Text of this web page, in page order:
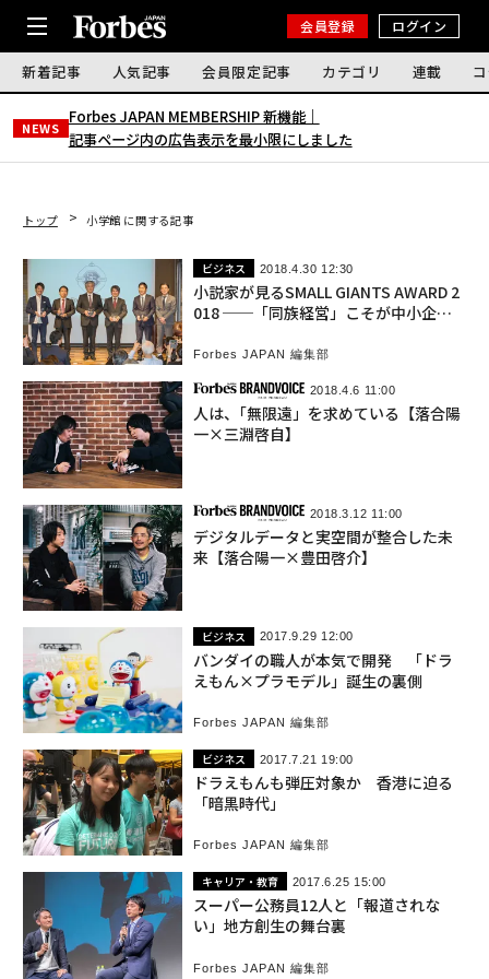
会員登録 ログイン
新着記事 人気記事 会員限定記事 カテゴリ 連載
NEWS
Forbes JAPAN MEMBERSHIP 新機能｜
記事ページ内の広告表示を最小限にしました
トップ 小学館 に関する記事
ビジネス 2018.4.30 12:30
小説家が見るSMALL GIANTS AWARD 2
018 ──「同族経営」こそが中小企業
Forbes JAPAN 編集部
2018.4.6 11:00
人は、｢無限遠」を求めている【落合陽
一×三淵啓自】
2018.3.12 11:00
デジタルデータと実空間が整合した未
来【落合陽一×豊田啓介】
ビジネス 2017.9.29 12:00
バンダイの職人が本気で開発 「ドラ
えもん×プラモデル」誕生の裏側
Forbes JAPAN 編集部
ビジネス 2017.7.21 19:00
ドラえもんも弾圧対象か 香港に迫る
「暗黒時代」
Forbes JAPAN 編集部
キャリア・教育 2017.6.25 15:00
スーパー公務員12人と「報道されな
い」地方創生の舞台裏
Forbes JAPAN 編集部